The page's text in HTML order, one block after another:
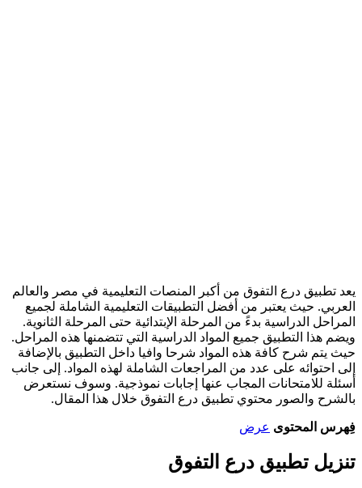
يعد تطبيق درع التفوق من أكبر المنصات التعليمية في مصر والعالم
العربي. حيث يعتبر من أفضل التطبيقات التعليمية الشاملة لجميع
المراحل الدراسية بدءً من المرحلة الإبتدائية حتى المرحلة الثانوية.
ويضم هذا التطبيق جميع المواد الدراسية التي تتضمنها هذه المراحل.
حيث يتم شرح كافة هذه المواد شرحا وافيا داخل التطبيق بالإضافة
إلى احتوائه على عدد من المراجعات الشاملة لهذه المواد. إلى جانب
أسئلة للامتحانات المجاب عنها إجابات نموذجية. وسوف نستعرض
بالشرح والصور محتوي تطبيق درع التفوق خلال هذا المقال.
فِهرس المحتوى عرض
تنزيل تطبيق درع التفوق